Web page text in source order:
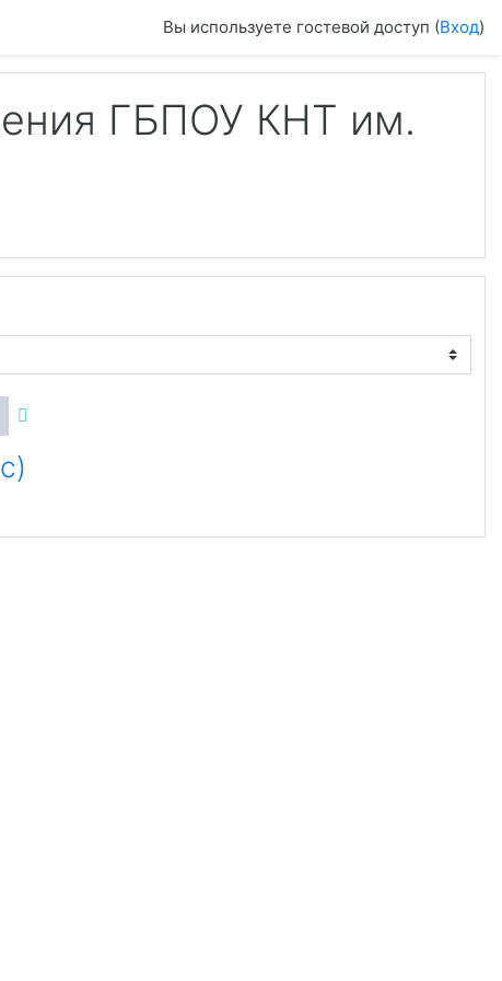
Вы используете гостевой доступ (Вход)
ГБПОУ КНТ им.